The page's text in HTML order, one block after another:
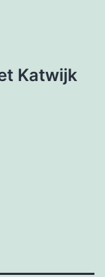
Katwijk